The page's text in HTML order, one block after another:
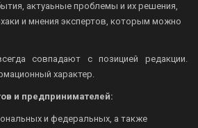
актуаьные проблемы и их решения,
и мнения экспертов, которым можно
совпадают с позицией редакции.
характер.
и предпринимателей:
и федеральных, а также